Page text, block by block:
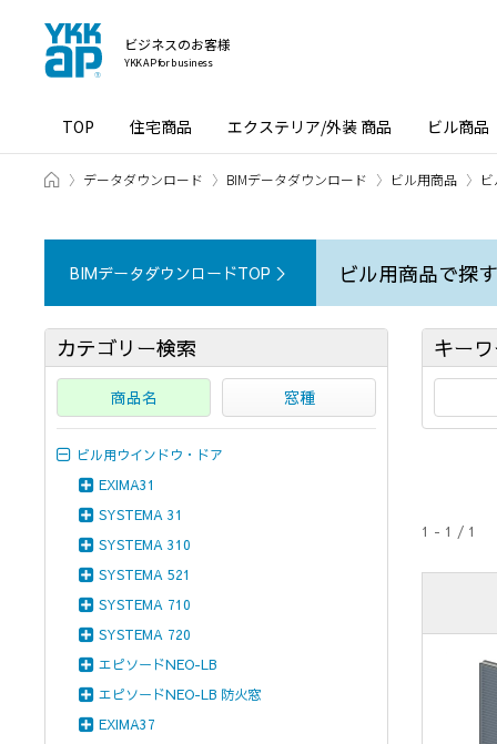
ビジネスのお客様
YKK AP for business
TOP 住宅商品 エクステリア/外装 商品 ビル商品
ホーム データダウンロード BIMデータダウンロード ビル用商品
BIMデータダウンロードTOP ＞ ビル用商品で探す
カテゴリー検索
商品名 窓種
ビル用ウインドウ・ドア
EXIMA31
SYSTEMA 31
SYSTEMA 310
SYSTEMA 521
SYSTEMA 710
SYSTEMA 720
エピソードNEO-LB
エピソードNEO-LB 防火窓
EXIMA37
キー
1 - 1 / 1